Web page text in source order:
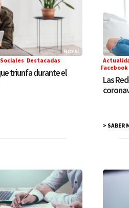
Destacadas
triunfa durante el
Las
> SABER